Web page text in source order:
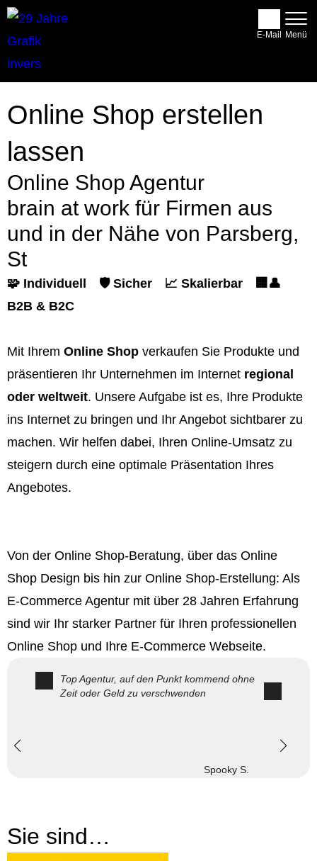
Online Shop erstellen
lassen
Online Shop Agentur
brain at work für Firmen aus
und in der Nähe von Parsberg,
St
🧩 Individuell 🛡️ Sicher 📈 Skalierbar
🏢👤
B2B & B2C
Mit Ihrem Online Shop verkaufen Sie Produkte und
präsentieren Ihr Unternehmen im Internet regional
oder weltweit. Unsere Aufgabe ist es, Ihre Produkte
ins Internet zu bringen und Ihr Angebot sichtbarer zu
machen. Wir helfen dabei, Ihren Online-Umsatz zu
steigern durch eine optimale Präsentation Ihres
Angebotes.
Von der Online Shop-Beratung, über das Online
Shop Design bis hin zur Online Shop-Erstellung: Als
E-Commerce Agentur mit über 28 Jahren Erfahrung
sind wir Ihr starker Partner für Ihren professionellen
Online Shop und Ihre E-Commerce Webseite.
Top Agentur, auf den Punkt kommend ohne
Zeit oder Geld zu verschwenden
Spooky S.
Sie sind…